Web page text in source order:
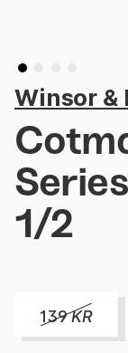
Winsor &
1/2
139KR